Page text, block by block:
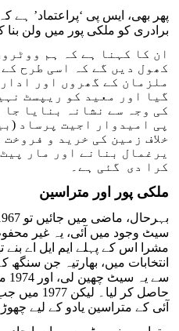
پھر بھی، ایس پی ‘پراعتماد’
برادری کو ملکی پور میں ولن بنا
ان کا کہنا ہے کہ ہم
کھول دیں گے کہ اسی طرح
ملزمان کے گھروں اور
گیا اور معید کو ریپسٹ
کی وجہ سے نشانہ بنایا
پی امیدوار اجیت پرساد
خلاف زمین کی خرید و
یرغمال بنانے اور مار
کرا دی گئی ہے۔
ملکی پور اور متراسین
سیٹ وجود میں آئی، یہ غیر
انتخابات میں، بھارتیہ جن سنگھ
حاصل کر
آئی کے متراسین یادو کے لیے